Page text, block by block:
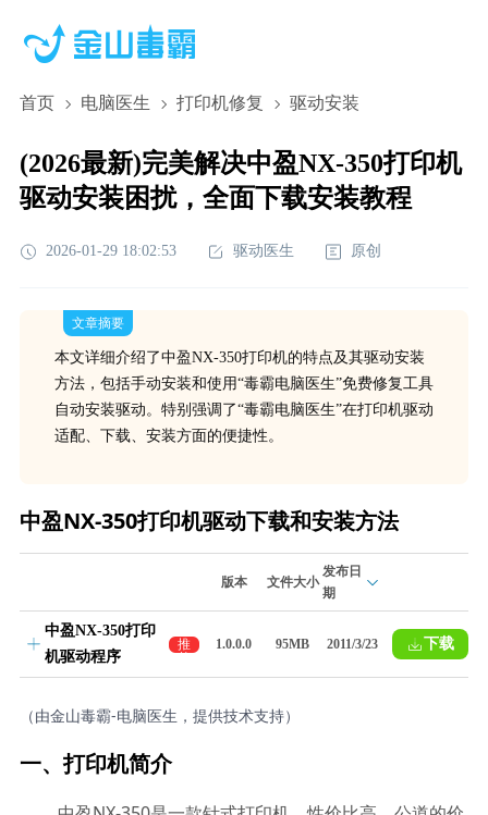
首页 电脑医生 打印机修复 驱动安装
(2026最新)完美解决中盈NX-350打印机
驱动安装困扰，全面下载安装教程
2026-01-29 18:02:53 驱动医生 原创
文章摘要
本文详细介绍了中盈NX-350打印机的特点及其驱动安装
方法，包括手动安装和使用“毒霸电脑医生”免费修复工具
自动安装驱动。特别强调了“毒霸电脑医生”在打印机驱动
适配、下载、安装方面的便捷性。
中盈NX-350打印机驱动下载和安装方法
版本 文件大小
发布日
期
中盈NX-350打印
机驱动程序
推
荐
1.0.0.0 95MB 2011/3/23 下载
（由金山毒霸-电脑医生，提供技术支持）
一、打印机简介